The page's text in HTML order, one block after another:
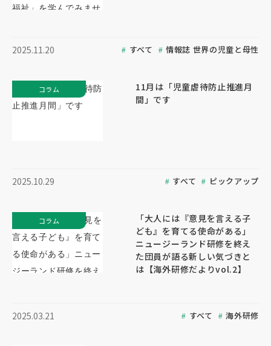
2025.11.20 すべて 情報誌 世界の児童と母性
11月は「児童虐待防止推進月
間」です
2025.10.29 すべて ピックアップ
コラム
「大人には『意見を言える子
ども』を育てる使命がある」
ニュージーランド研修を終え
た団員が語る新しい気づきと
は【海外研修だよりvol.2】
2025.03.21 すべて 海外研修
コラム